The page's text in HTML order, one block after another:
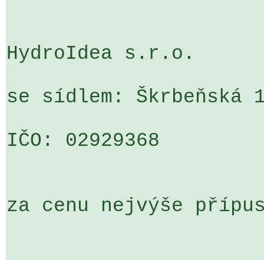
HydroIdea s.r.o.
se sídlem: Škrbeňská
IČO: 02929368
za cenu nejvýše